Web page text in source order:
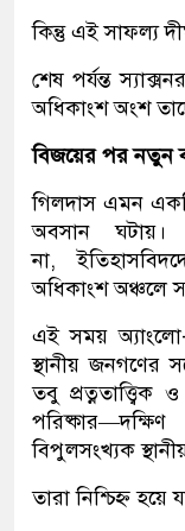
কিন্তু এই সাফল্য
শেষ পর্যন্ত
অধিকাংশ অংশ
বিজয়ের পর নতুন
গিলদাস এমন
অবসান ঘটায়।
না,
অধিকাংশ অঞ্চলে
এই সময় অ্যাংলো-
স্থানীয় জনগণের
তবু
বিপুলসংখ্যক
তারা নিশ্চিহ্ন হয়ে